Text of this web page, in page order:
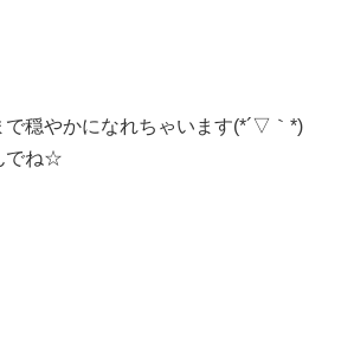
穏やかになれちゃいます(*´▽｀*)
でね☆